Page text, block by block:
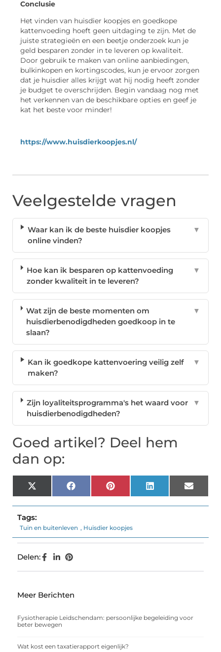
Conclusie
Het vinden van huisdier koopjes en goedkope
kattenvoeding hoeft geen uitdaging te zijn. Met de
juiste strategieën en een beetje onderzoek kun je
geld besparen zonder in te leveren op kwaliteit.
Door gebruik te maken van online aanbiedingen,
bulkinkopen en kortingscodes, kun je ervoor zorgen
dat je huisdier alles krijgt wat hij nodig heeft zonder
je budget te overschrijden. Begin vandaag nog met
het verkennen van de beschikbare opties en geef je
kat het beste voor minder!
https://www.huisdierkoopjes.nl/
Veelgestelde vragen
Waar kan ik de beste huisdier koopjes
online vinden?
▼
Hoe kan ik besparen op kattenvoeding
zonder kwaliteit in te leveren?
▼
Wat zijn de beste momenten om
huisdierbenodigdheden goedkoop in te
slaan?
▼
Kan ik goedkope kattenvoering veilig zelf
maken?
▼
Zijn loyaliteitsprogramma's het waard voor
huisdierbenodigdheden?
▼
Goed artikel? Deel hem
dan op:
X
(Twitter)
FacebookPinterest LinkedIn Email
Tags:
Tuin en buitenleven , Huisdier koopjes
Delen:
Meer Berichten
Fysiotherapie Leidschendam: persoonlijke begeleiding voor
beter bewegen
Wat kost een taxatierapport eigenlijk?